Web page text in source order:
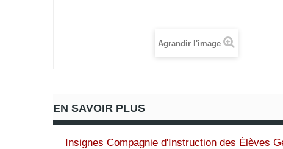
Agrandir l'image
EN SAVOIR PLUS
Insignes Compagnie d'Instruction des Élèves